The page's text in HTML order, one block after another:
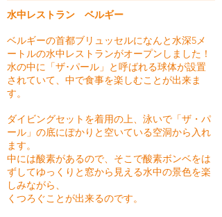
水中レストラン ベルギー
ベルギーの首都ブリュッセルになんと水深5メ
ートルの水中レストランがオープンしました！
水の中に「ザ･パール」と呼ばれる球体が設置
されていて、中で食事を楽しむことが出来ま
す。
ダイビングセットを着用の上、泳いで「ザ・パ
ール」の底にぽかりと空いている空洞から入れ
ます。
中には酸素があるので、そこで酸素ボンベをは
ずしてゆっくりと窓から見える水中の景色を楽
しみながら、
くつろぐことが出来るのです。